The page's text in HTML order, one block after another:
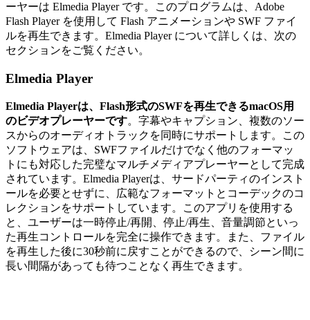
ーヤーは Elmedia Player です。このプログラムは、Adobe
Flash Player を使用して Flash アニメーションや SWF ファイ
ルを再生できます。Elmedia Player について詳しくは、次の
セクションをご覧ください。
Elmedia Player
Elmedia Playerは、Flash形式のSWFを再生できるmacOS用
のビデオプレーヤーです。字幕やキャプション、複数のソー
スからのオーディオトラックを同時にサポートします。この
ソフトウェアは、SWFファイルだけでなく他のフォーマッ
トにも対応した完璧なマルチメディアプレーヤーとして完成
されています。Elmedia Playerは、サードパーティのインスト
ールを必要とせずに、広範なフォーマットとコーデックのコ
レクションをサポートしています。このアプリを使用する
と、ユーザーは一時停止/再開、停止/再生、音量調節といっ
た再生コントロールを完全に操作できます。また、ファイル
を再生した後に30秒前に戻すことができるので、シーン間に
長い間隔があっても待つことなく再生できます。